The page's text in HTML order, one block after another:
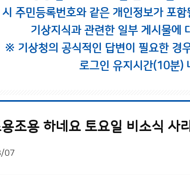
주민등록번호와 같은 개인정보가 포
기상지식과 관련한 일부 게시물에
※ 기상청의 공식적인 답변이 필요한 경
로그인 유지시간(10분)
조용 하네요 토요일 비소식 사
07